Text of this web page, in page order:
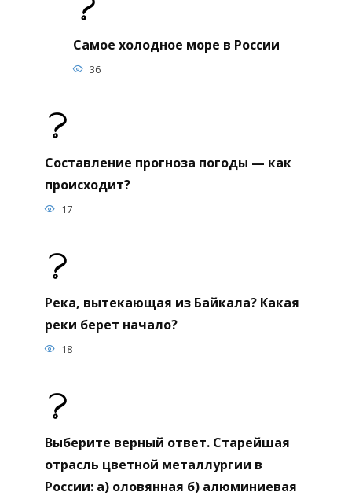
Самое холодное море в России
36
Составление прогноза погоды — как
происходит?
17
Река, вытекающая из Байкала? Какая
реки берет начало?
18
Выберите верный ответ. Старейшая
отрасль цветной металлургии в
России: а) оловянная б) алюминиевая